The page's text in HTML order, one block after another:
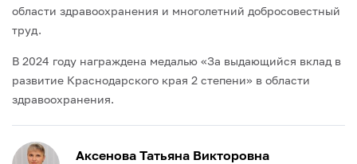
области здравоохранения и многолетний добросовестный
труд.
В 2024 году награждена медалью «За выдающийся вклад в
развитие Краснодарского края 2 степени» в области
здравоохранения.
Аксенова Татьяна Викторовна